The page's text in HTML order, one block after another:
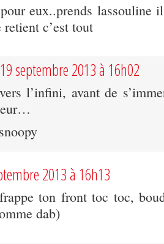
eux..prends lassouline
c’est tout
19 septembre 2013 à 16h02
l’infini, avant de
2013 à 16h13
ton front toc toc,
dab)